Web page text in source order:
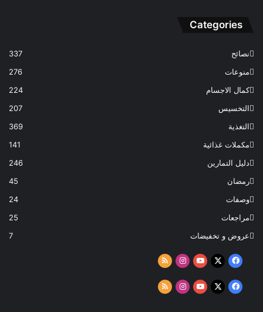
Categories
نصائح
337
منوعات
276
كمال الاجسام
224
التخسيس
207
التغذية
369
مكملات غذائية
141
دليل التمارين
246
رمضان
45
وصفات
24
مراجعات
25
عروض و تخفيضات
7
فيسبوك
‫X
‫YouTubeانستقرامملخص
RSS
فيسبوك
‫X
‫YouTubeانستقرامملخص